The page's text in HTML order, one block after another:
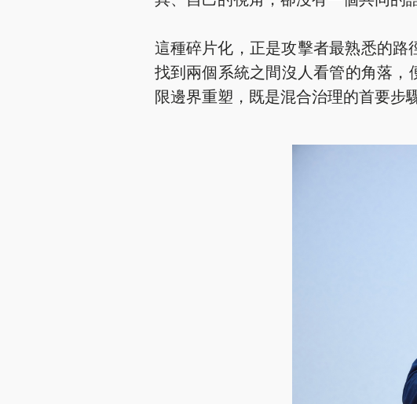
這種碎片化，正是攻擊者最熟悉的
找到兩個系統之間沒人看管的角落
限邊界重塑，既是混合治理的首要步